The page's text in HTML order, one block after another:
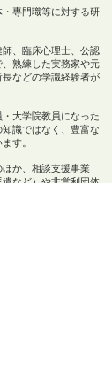
専門職等に対する研
、臨床心理士、公認
熟練した実務家や元
などの学識経験者が
大学院教員になった
識ではなく、豊富な
す。
か、相談支援事業
遣など）や非営利団体